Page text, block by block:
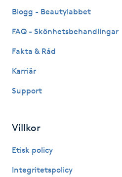
Klangmassage
Blogg - Beautylabbet
FAQ - Skönhetsbehandlingar
Fakta & Råd
Karriär
Support
Villkor
Etisk policy
Integritetspolicy